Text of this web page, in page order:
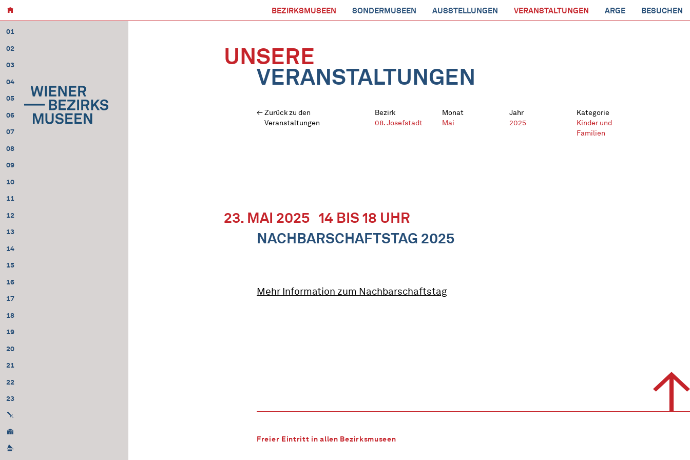
BEZIRKSMUSEEN SONDERMUSEEN AUSSTELLUNGEN VERANSTALTUNGEN ARGE BESUCHEN
01
02
03
04
05
06
07
08
09
10
11
12
13
14
15
16
17
18
19
20
21
22
23
UNSERE
VERANSTALTUNGEN
Zurück zu den
Veranstaltungen
Bezirk
08. Josefstadt
Monat
Mai
Jahr
2025
Kategorie
Kinder und
Familien
23. MAI 2025 14 BIS 18 UHR
NACHBARSCHAFTSTAG 2025
Mehr Information zum Nachbarschaftstag
Freier Eintritt in allen Bezirksmuseen